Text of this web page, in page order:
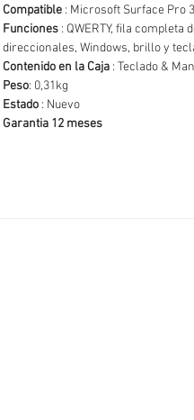
Compatible : Microsoft Surface Pro
Funciones : QWERTY, fila completa
direccionales, Windows, brillo y
Contenido en la Caja : Teclado &
Peso: 0,31kg
Estado : Nuevo
Garantia 12 meses